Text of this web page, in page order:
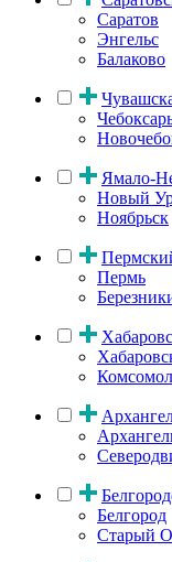
Саратов
Энгельс
Балаково
Ямало-
Новый
Ноябрьск
Пермь
Белгород
Старый